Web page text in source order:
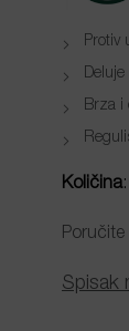
Protiv
Brza i
Količina
Spisak